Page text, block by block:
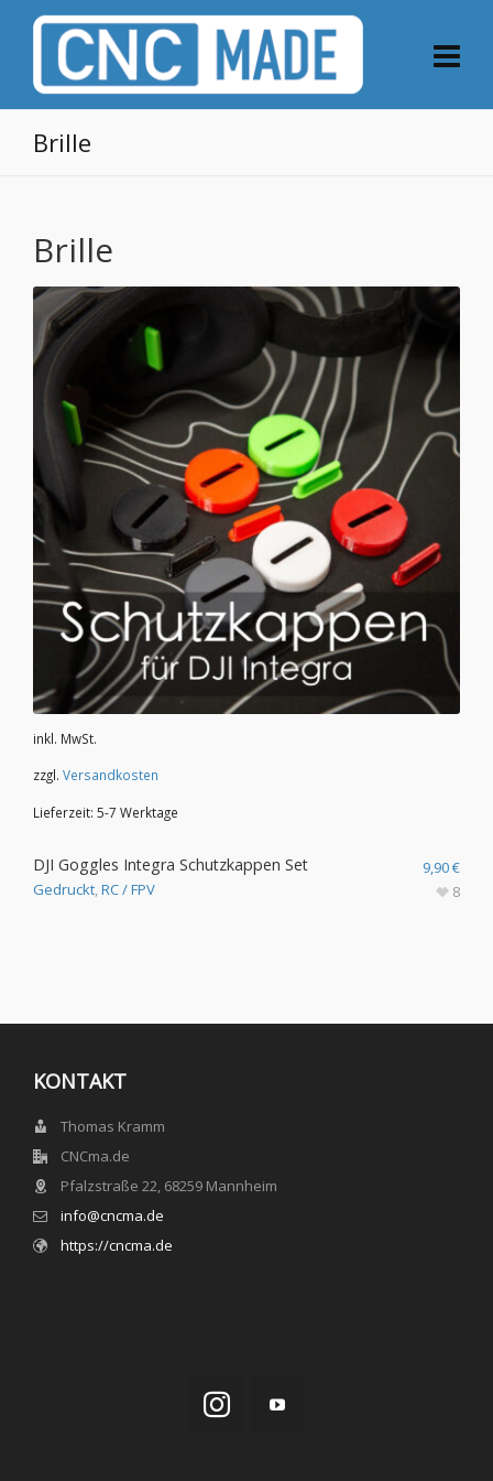
Brille
Brille
inkl. MwSt.
zzgl. Versandkosten
Lieferzeit: 5-7 Werktage
DJI Goggles Integra Schutzkappen Set
Gedruckt RC / FPV
9,90€
8
KONTAKT
Thomas Kramm
CNCma.de
Pfalzstraße 22, 68259 Mannheim
info@cncma.de
https://cncma.de